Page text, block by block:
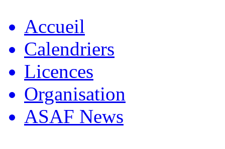
Accueil
Calendriers
Licences
Organisation
ASAF News